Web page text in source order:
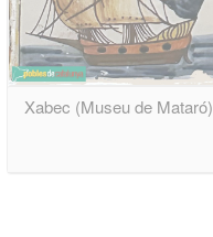
Xabec (Museu de Mataró)